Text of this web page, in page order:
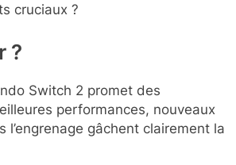
cruciaux ?
?
Switch 2 promet des
performances, nouveaux
gâchent clairement la